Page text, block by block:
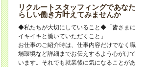
リクルートスタッフィングであなた
らしい働き方叶えてみませんか
◆私たちが大切にしていること◆「皆さまに
イキイキと働いていただくこと」
お仕事のご紹介時は、仕事内容だけでなく職
場環境など詳細までお伝えするよう心がけて
います。それでも就業後に気になることがあ